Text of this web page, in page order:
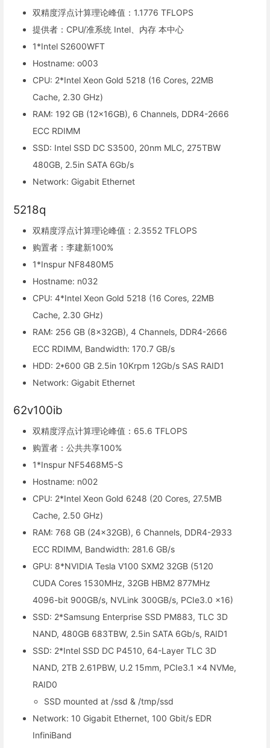
双精度浮点计算理论峰值：1.1776 TFLOPS
提供者：CPU/准系统 Intel、内存 本中心
1*Intel S2600WFT
Hostname: o003
CPU: 2*Intel Xeon Gold 5218 (16 Cores, 22MB
Cache, 2.30 GHz)
RAM: 192 GB (12x16GB), 6 Channels, DDR4-2666
ECC RDIMM
SSD: Intel SSD DC S3500, 20nm MLC, 275TBW
480GB, 2.5in SATA 6Gb/s
Network: Gigabit Ethernet
5218q
双精度浮点计算理论峰值：2.3552 TFLOPS
购置者：李建新100%
1*Inspur NF8480M5
Hostname: n032
CPU: 4*Intel Xeon Gold 5218 (16 Cores, 22MB
Cache, 2.30 GHz)
RAM: 256 GB (8x32GB), 4 Channels, DDR4-2666
ECC RDIMM, Bandwidth: 170.7 GB/s
HDD: 2*600 GB 2.5in 10Krpm 12Gb/s SAS RAID1
Network: Gigabit Ethernet
62v100ib
双精度浮点计算理论峰值：65.6 TFLOPS
购置者：公共共享100%
1*Inspur NF5468M5-S
Hostname: n002
CPU: 2*Intel Xeon Gold 6248 (20 Cores, 27.5MB
Cache, 2.50 GHz)
RAM: 768 GB (24x32GB), 6 Channels, DDR4-2933
ECC RDIMM, Bandwidth: 281.6 GB/s
GPU: 8*NVIDIA Tesla V100 SXM2 32GB (5120
CUDA Cores 1530MHz, 32GB HBM2 877MHz
4096-bit 900GB/s, NVLink 300GB/s, PCIe3.0 x16)
SSD: 2*Samsung Enterprise SSD PM883, TLC 3D
NAND, 480GB 683TBW, 2.5in SATA 6Gb/s, RAID1
SSD: 2*Intel SSD DC P4510, 64-Layer TLC 3D
NAND, 2TB 2.61PBW, U.2 15mm, PCIe3.1 x4 NVMe,
RAID0
SSD mounted at /ssd & /tmp/ssd
Network: 10 Gigabit Ethernet, 100 Gbit/s EDR
InfiniBand